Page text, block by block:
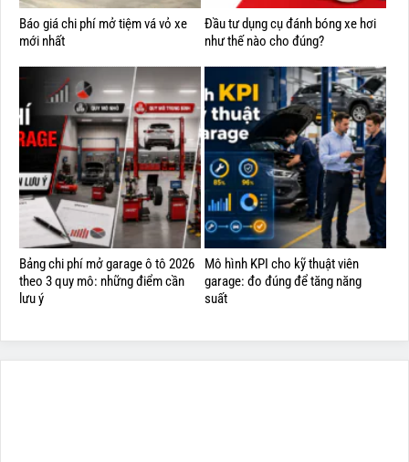
Báo giá chi phí mở tiệm vá vỏ xe
mới nhất
Đầu tư dụng cụ đánh bóng xe hơi
như thế nào cho đúng?
Bảng chi phí mở garage ô tô 2026
theo 3 quy mô: những điểm cần
lưu ý
Mô hình KPI cho kỹ thuật viên
garage: đo đúng để tăng năng
suất